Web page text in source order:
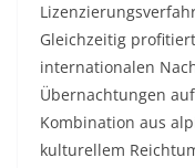
Gleichzeitig
internationalen
Übernachtungen
Kombination aus
kulturellem